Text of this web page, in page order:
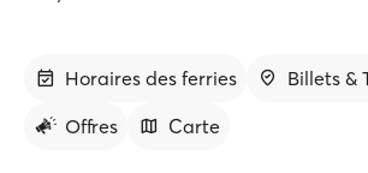
Horaires des ferries
Billets &
Offres
Carte